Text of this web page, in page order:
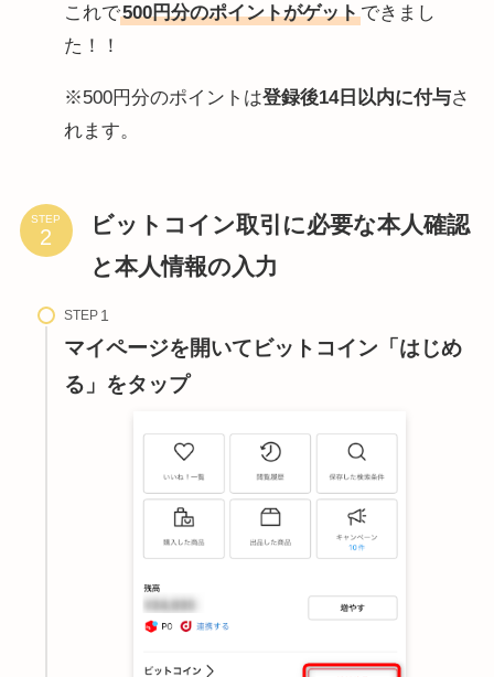
これで500円分のポイントがゲットできまし
た！！
※500円分のポイントは登録後14日以内に付与さ
れます。
STEP
ビットコイン取引に必要な本人確認
と本人情報の入力
STEP
マイページを開いてビットコイン「はじめ
る」をタップ